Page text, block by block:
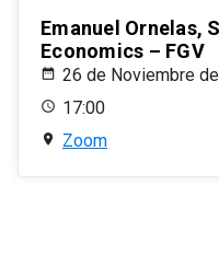
Emanuel Ornelas,
Economics – FGV
26 de Noviembre
17:00
Zoom